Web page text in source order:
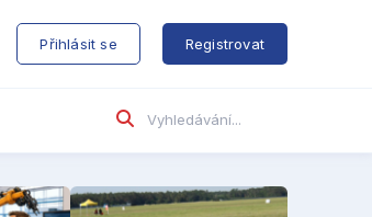
Přihlásit se Registrovat